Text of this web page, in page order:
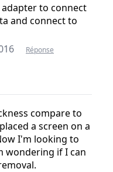
to connect
and connect to
Réponse
compare to
a screen on a
I'm looking to
wondering if I can